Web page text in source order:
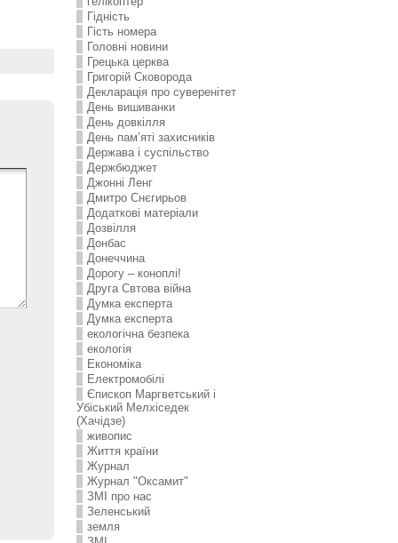
Гідність
Гість номера
Головні новини
Грецька церква
Григорій Сковорода
Декларація про суверенітет
День вишиванки
День довкілля
День пам’яті захисників
Держава і суспільство
Держбюджет
Джонні Ленг
Дмитро Снєгирьов
Додаткові матеріали
Дозвілля
Донбас
Донеччина
Дорогу – коноплі!
Друга Свтова війна
Думка експерта
Думка експерта
екологічна безпека
екологія
Економіка
Електромобілі
Єпископ Маргветський і
Убіський Мелхіседек
(Хачідзе)
живопис
Життя країни
Журнал
Журнал "Оксамит"
ЗMI про нас
Зеленський
земля